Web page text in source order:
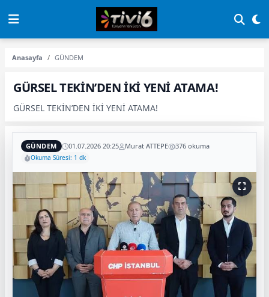
Anasayfa GÜNDEM
GÜRSEL TEKİN’DEN İKİ YENİ ATAMA!
GÜRSEL TEKİN’DEN İKİ YENİ ATAMA!
GÜNDEM 01.07.2026 20:25 Murat ATTEPE 376 okuma
Okuma Süresi: 1 dk